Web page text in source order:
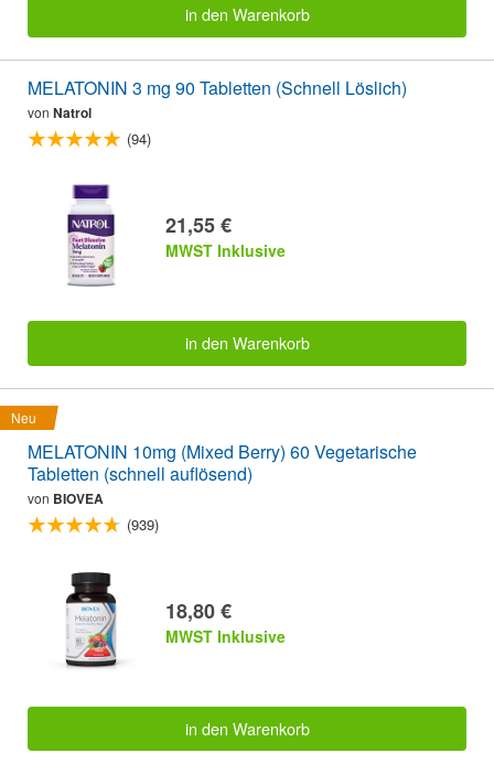
in den Warenkorb
MELATONIN 3 mg 90 Tabletten (Schnell Löslich)
von Natrol
(94)
21,55 €
MWST Inklusive
in den Warenkorb
Neu
MELATONIN 10mg (Mixed Berry) 60 Vegetarische
Tabletten (schnell auflösend)
von BIOVEA
(939)
18,80 €
MWST Inklusive
in den Warenkorb